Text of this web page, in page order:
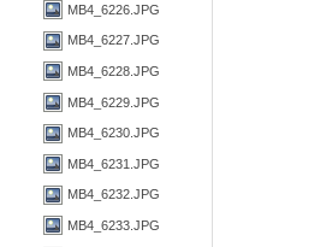
MB4_6226.JPG
MB4_6227.JPG
MB4_6228.JPG
MB4_6229.JPG
MB4_6230.JPG
MB4_6231.JPG
MB4_6232.JPG
MB4_6233.JPG